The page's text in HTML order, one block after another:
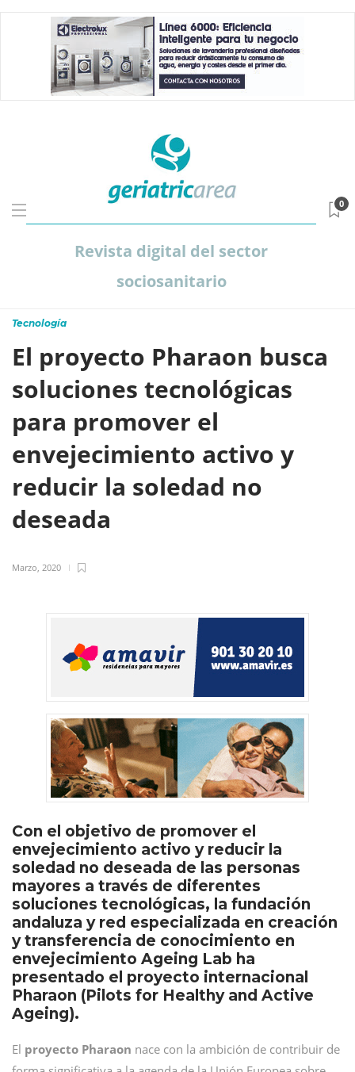
Revista digital del sector
sociosanitario
0
Tecnología
El proyecto Pharaon busca
soluciones tecnológicas
para promover el
envejecimiento activo y
reducir la soledad no
deseada
Marzo, 2020
Con el objetivo de promover el
envejecimiento activo y reducir la
soledad no deseada de las personas
mayores a través de diferentes
soluciones tecnológicas, la fundación
andaluza y red especializada en creación
y transferencia de conocimiento en
envejecimiento Ageing Lab ha
presentado el proyecto internacional
Pharaon (Pilots for Healthy and Active
Ageing).
El proyecto Pharaon nace con la ambición de contribuir de